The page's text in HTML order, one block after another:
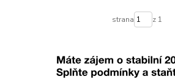
strana z 1